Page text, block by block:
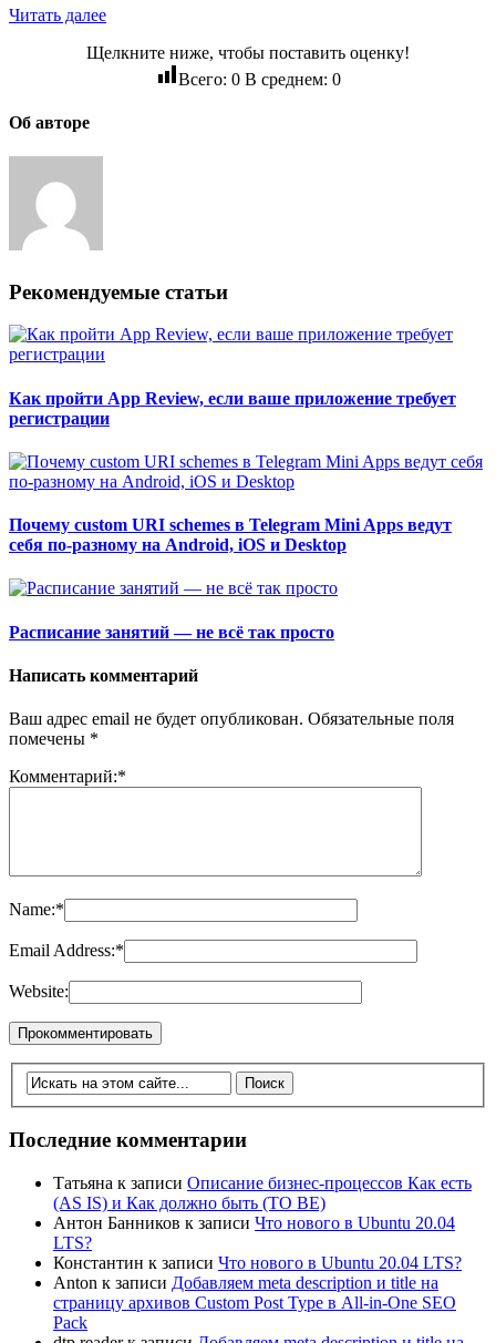
Читать далее
Щелкните ниже, чтобы поставить оценку!
Всего: 0В среднем: 0
Об авторе
Рекомендуемые статьи
Как пройти App Review, если ваше приложение требует
регистрации
Почему custom URI schemes в Telegram Mini Apps ведут
себя по-разному на Android, iOS и Desktop
Расписание занятий — не всё так просто
Написать комментарий
Ваш адрес email не будет опубликован. Обязательные поля
помечены *
Комментарий:*
Name:*
Email Address:*
Website:
Последние комментарии
Татьяна к записи Описание бизнес-процессов Как есть
(AS IS) и Как должно быть (TO BE)
Антон Банников к записи Что нового в Ubuntu 20.04
LTS?
Константин к записи Что нового в Ubuntu 20.04 LTS?
Anton к записи Добавляем meta description и title на
страницу архивов Custom Post Type в All-in-One SEO
Pack